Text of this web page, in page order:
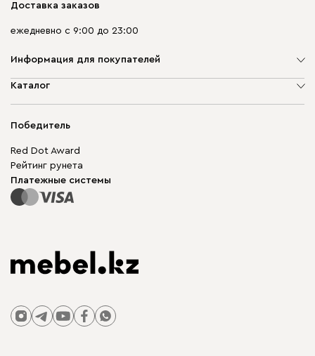
Доставка заказов
ежедневно с 9:00 до 23:00
Информация для покупателей
О компании
Гарантия
Для бизнеса
Карта сайта
Каталог
Корпусная мебель
Модульная мебель
Столы и стулья
Победитель
Red Dot Award
Рейтинг рунета
Платежные системы